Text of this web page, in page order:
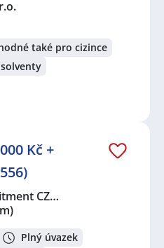
také pro cizince
Kč +
CZ…
Plný úvazek